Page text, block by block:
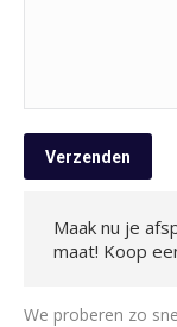
Maak nu je
maat! Koop
We proberen zo